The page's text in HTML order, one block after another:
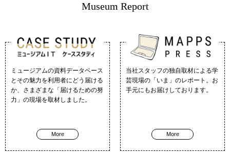
Museum Report
ミュージアムの資料データベース
とその魅力を利用者にどう届ける
か、さまざまな「届けるための努
力」の現場を取材しました。
More
当社スタッフの独自取材による学
芸現場の「いま」のレポート。お
手元にもお届けしております。
More